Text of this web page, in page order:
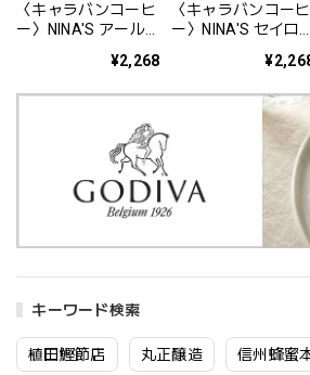
キーワード検索
植田鰹節店 丸正醸造 信州蜂蜜
〈キャラバンコーヒ
ー〉NINA'S アール
¥2,268
〈キャラバンコーヒ
ー〉NINA'S セイロ